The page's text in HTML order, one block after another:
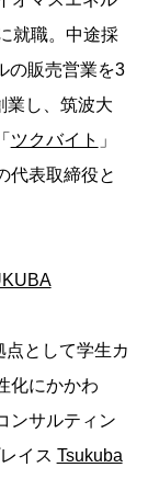
就職。中途採
の販売営業を3
業し、筑波大
ツクバイト 」
代表取締役と
として学生カ
化にかかわ
ンサルティン
イス Tsukuba